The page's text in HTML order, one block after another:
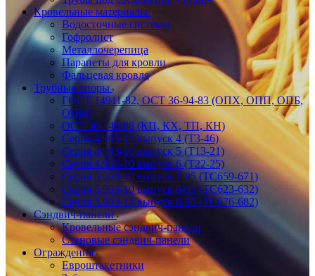
Кровельные материалы
Водосточные системы
Гофролист
Металлочерепица
Парапеты для кровли
Фальцевая кровля
Трубные опоры
ГОСТ 14911-82, ОСТ 36-94-83 (ОПХ, ОПП, ОПБ,
ОПМ)
ОСТ 36-146-88 (КП, КХ, ТП, КН)
Серия 4.903-10 выпуск 4 (Т3-46)
Серия 4.903-10 выпуск 5 (Т13-21)
Серия 4.903-10 выпуск 6 (Т22-25)
Серия 5.903-10 выпуск 7-95 (ТС659-671)
Серия 5.903-10 выпуск 8-95 (ТС623-632)
Серия 5.903-13 выпуск 6-95 (ТС676-682)
Сэндвич-панели
Кровельные сэндвич-панели
Стеновые сэндвич-панели
Ограждения
Евроштакетники